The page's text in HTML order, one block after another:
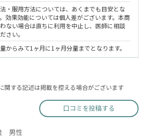
・服用方法については、あくまでも目安とな
効果効能については個人差がございます。本商
ない場合は直ちに利用を中止し、医師に相談
さい。
からみて1ヶ月に1ヶ月分量までとなります。
関する記述は掲載を控える場合がございます
口コミを投稿する
男性